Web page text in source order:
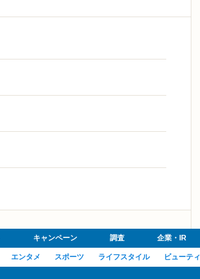
キャンペーン 調査 企業・IR
エンタメ スポーツ ライフスタイル ビューティ